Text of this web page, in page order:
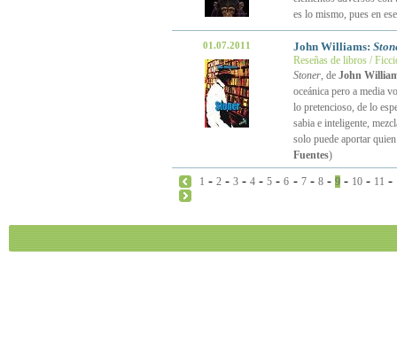
es lo mismo, pues en
01.07.2011 John Williams:
Reseñas de libros /
Stoner, de John
oceánica pero a media
lo pretencioso, de lo
sabia e inteligente,
solo puede aportar
Fuentes)
1 -2 -3 -4 -5 -6 - 7- 8- 9- 10- 11 -